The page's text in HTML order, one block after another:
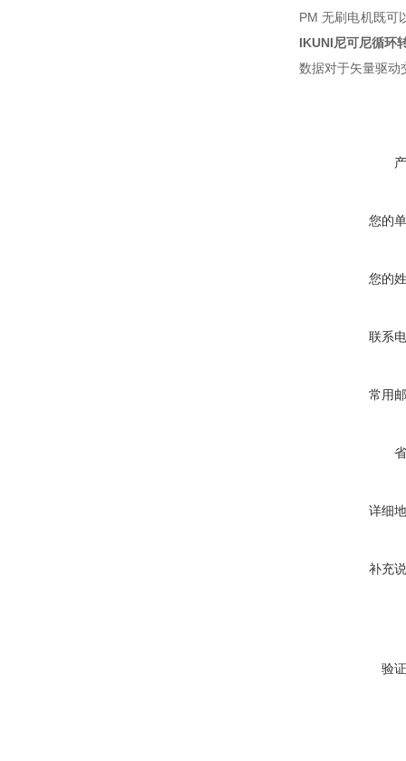
PM 无刷电机既可
IKUNI尼可尼循环
数据对于矢量驱动
您的
您的
联系
常用
详细
补充
验